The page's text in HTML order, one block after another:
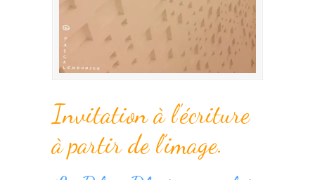
Invitation à l’écriture
à partir de l’image.